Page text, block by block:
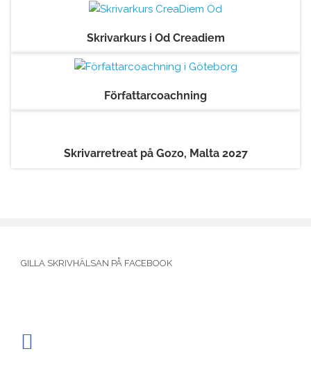
Skrivarkurs i Od Creadiem
Författarcoachning
Skrivarretreat på Gozo, Malta 2027
GILLA SKRIVHÄLSAN PÅ FACEBOOK